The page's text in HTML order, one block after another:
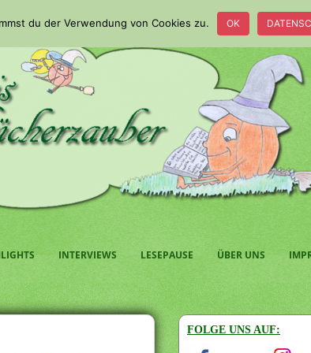
INTERVIEWS LESEPAUSE ÜBER UNS
FOLGE UNS AUF:
du der Verwendung von Cookies zu. OK